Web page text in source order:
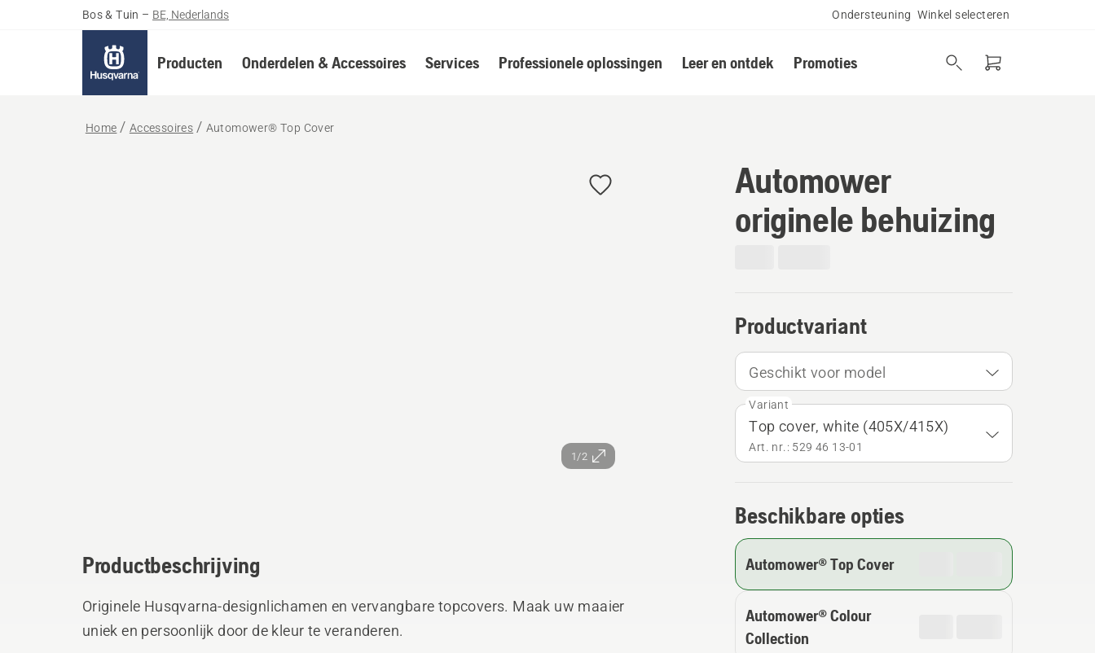
Bos & Tuin – BE, Nederlands Ondersteuning Winkel selecteren
Producten Onderdelen & Accessoires Services Professionele oplossingen Leer en ontdek Promoties
Home Accessoires Automower® Top Cover
1/2
Automower
originele behuizing
Productvariant
Geschikt voor model
Variant
Top cover, white (405X/415X)
Art. nr.: 529 46 13‑01
Beschikbare opties
Automower® Top Cover
Automower® Colour
Collection
Productbeschrijving
Originele Husqvarna-designlichamen en vervangbare topcovers. Maak uw maaier
uniek en persoonlijk door de kleur te veranderen.